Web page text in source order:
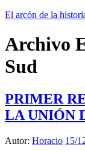
El arcón de la
Archivo
Sud
PRIMER
LA UNIÓN
Autor: Horacio 15/